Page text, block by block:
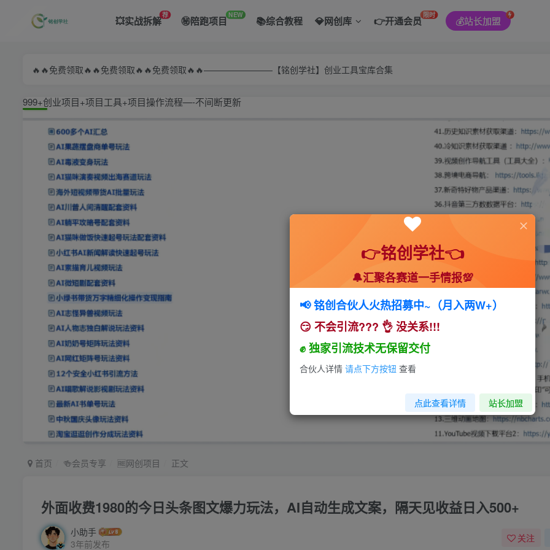
💥实战拆解荐 ㊙️陪跑项目NEW 📚综合教程 💎网创库 👉开通会员限时 💰站长加盟
🔥🔥免费领取🔥🔥免费领取🔥🔥免费领取🔥🔥————————【铭创学社】创业工具宝库合集
999+创业项目+项目工具+项目操作流程—-不间断更新
首页 🍻会员专享 🆓网创项目 正文
外面收费1980的今日头条图文爆力玩法，AI自动生成文案，隔天见收益日入500+
小助手
3年前发布
关注
👉铭创学社👈
🔔汇聚各赛道一手情报💯
📢 铭创合伙人火热招募中~（月入两W+）
😏 不会引流??? 👌 没关系!!!
✊ 独家引流技术无保留交付
合伙人详情 请点下方按钮 查看
点此查看详情 站长加盟